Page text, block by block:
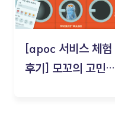
[apoc 서비스 체험
후기] 모꼬의 고민세